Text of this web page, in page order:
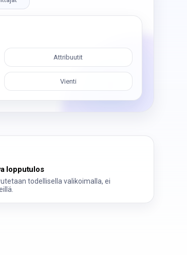
Attribuutit
Vienti
lopputulos
todellisella valikoimalla, ei